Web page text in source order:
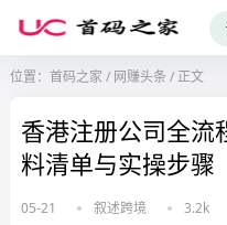
位置： 首码之家 / 网赚头条 /正文
香港注册公司全流
料清单与实操步骤
05-21 叙述跨境 3.2k